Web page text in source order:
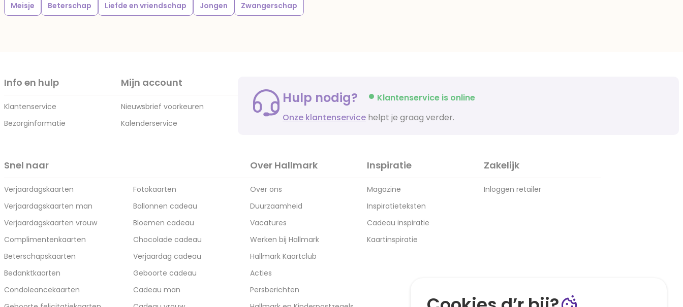
Meisje Beterschap Liefde en vriendschap Jongen Zwangerschap
Info en hulp
Klantenservice
Bezorginformatie
Mijn account
Nieuwsbrief voorkeuren
Kalenderservice
Hulp nodig?
Klantenservice is online
Onze klantenservice helpt je graag verder.
Snel naar
Verjaardagskaarten
Verjaardagskaarten man
Verjaardagskaarten vrouw
Complimentenkaarten
Beterschapskaarten
Bedanktkaarten
Condoleancekaarten
Fotokaarten
Ballonnen cadeau
Bloemen cadeau
Chocolade cadeau
Verjaardag cadeau
Geboorte cadeau
Cadeau man
Over Hallmark
Over ons
Duurzaamheid
Vacatures
Werken bij Hallmark
Hallmark Kaartclub
Acties
Persberichten
Inspiratie
Magazine
Inspiratieteksten
Cadeau inspiratie
Kaartinspiratie
Zakelijk
Inloggen retailer